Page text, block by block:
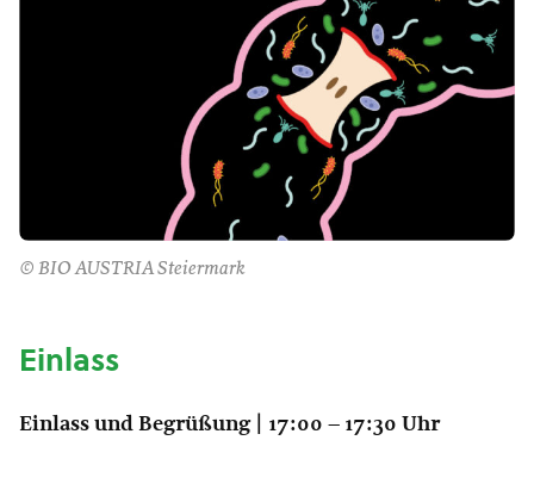
© BIO AUSTRIA Steiermark
Einlass
Einlass und Begrüßung | 17:00 – 17:30 Uhr